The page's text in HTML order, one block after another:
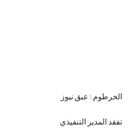
الخرطوم : عبق نيوز
تفقد المدير التنفيذي